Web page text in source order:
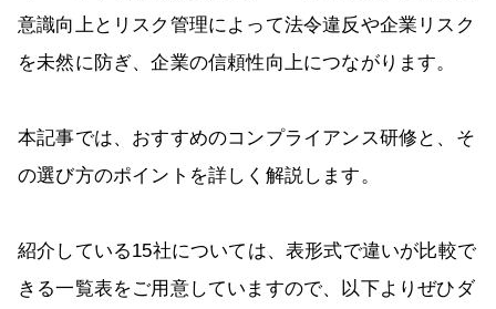
意識向上とリスク管理によって法令違反や企業リスク
を未然に防ぎ、企業の信頼性向上につながります。
本記事では、おすすめのコンプライアンス研修と、そ
の選び方のポイントを詳しく解説します。
紹介している15社については、表形式で違いが比較で
きる一覧表をご用意していますので、以下よりぜひダ